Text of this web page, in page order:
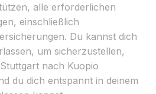
alle erforderlichen
einschließlich
Du kannst dich
um sicherzustellen,
nach Kuopio
du dich entspannt in deinem